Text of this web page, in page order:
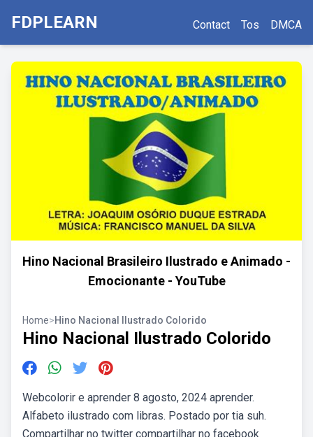
FDPLEARN Contact Tos DMCA
Hino Nacional Brasileiro Ilustrado e Animado -
Emocionante - YouTube
Home>Hino Nacional Ilustrado Colorido
Hino Nacional Ilustrado Colorido
Webcolorir e aprender 8 agosto, 2024 aprender.
Alfabeto ilustrado com libras. Postado por tia suh.
Compartilhar no twitter compartilhar no facebook